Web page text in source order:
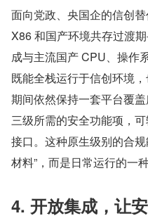
面向党政、央国企的信创
X86 和国产环境共存过渡
成与主流国产 CPU、操作
既能全栈运行于信创环境
期间依然保持一套平台覆
三级所需的安全功能项，
接口。这种原生级别的合
材料”，而是日常运行的一
4. 开放集成，让